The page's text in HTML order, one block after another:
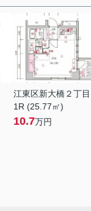
江東区新大橋２丁目
1R (25.77㎡)
10.7万円